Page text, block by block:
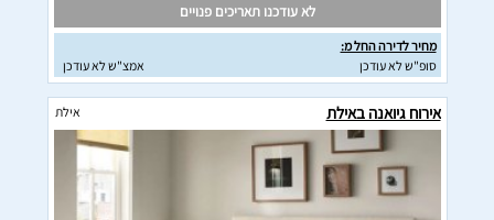
לא עודכנו תאריכים פנויים
מחיר לדירה החל מ:
סופ"ש לא עודכן
אמצ"ש לא עודכן
אירוח גיואנה באילת אילת